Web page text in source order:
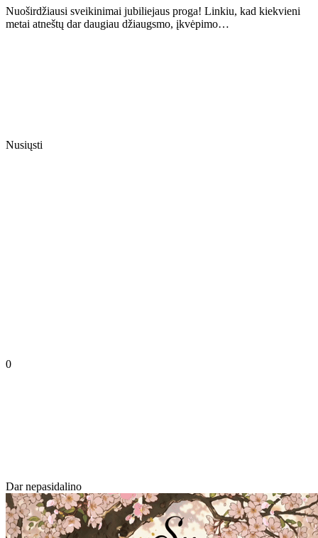
Nuoširdžiausi sveikinimai jubiliejaus proga! Linkiu, kad kiekvieni
metai atneštų dar daugiau džiaugsmo, įkvėpimo…
Nusiųsti
0
Dar nepasidalino